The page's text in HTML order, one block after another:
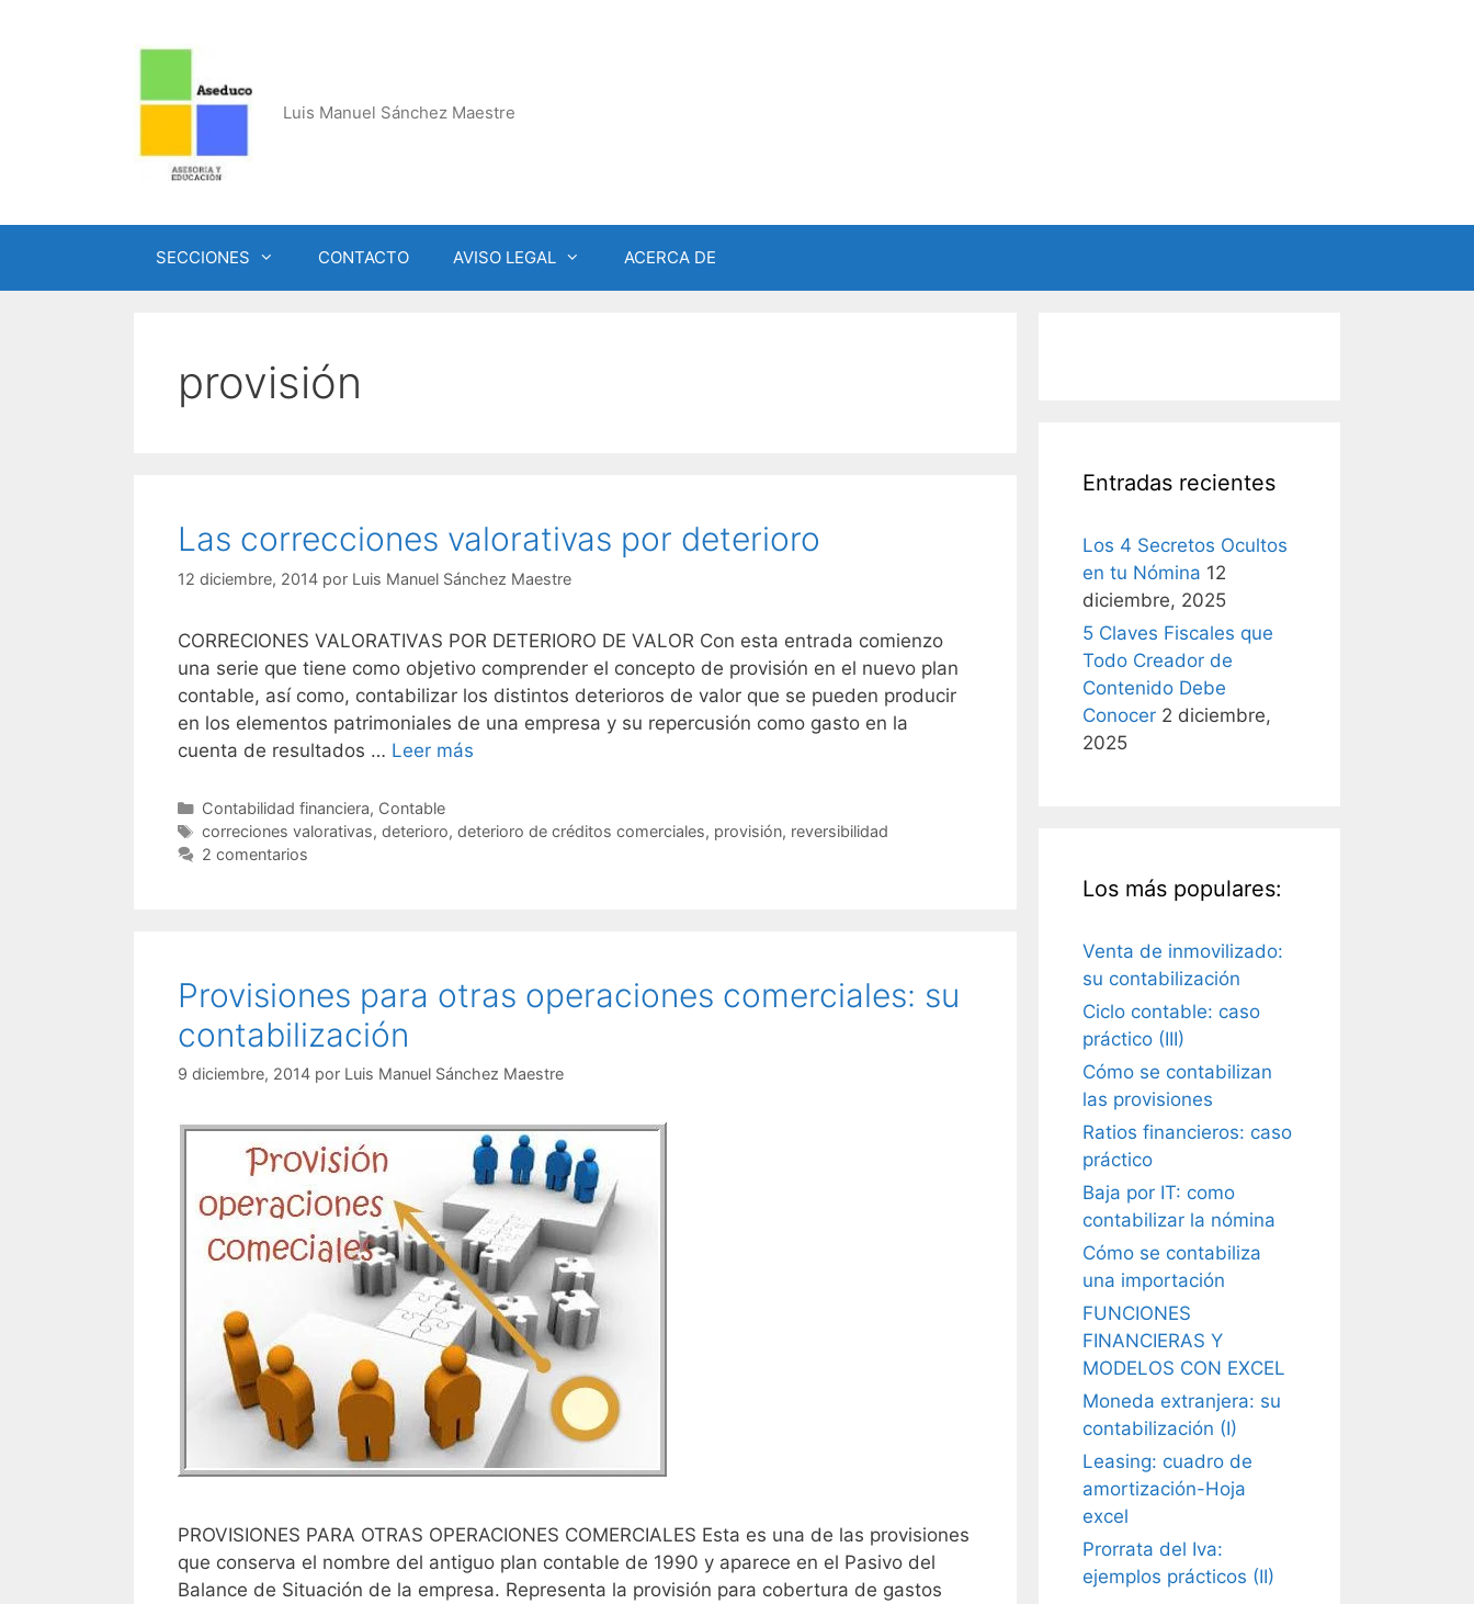
Luis Manuel Sánchez Maestre
SECCIONES CONTACTO AVISO LEGAL ACERCA DE
provisión
Las correcciones valorativas por deterioro
12 diciembre, 2014 por Luis Manuel Sánchez Maestre
CORRECIONES VALORATIVAS POR DETERIORO DE VALOR Con esta entrada comienzo
una serie que tiene como objetivo comprender el concepto de provisión en el nuevo plan
contable, así como, contabilizar los distintos deterioros de valor que se pueden producir
en los elementos patrimoniales de una empresa y su repercusión como gasto en la
cuenta de resultados … Leer más
Categorías
Contabilidad financiera, Contable
Etiquetas
correciones valorativas, deterioro, deterioro de créditos comerciales, provisión, reversibilidad
2 comentarios
Provisiones para otras operaciones comerciales: su
contabilización
9 diciembre, 2014 por Luis Manuel Sánchez Maestre
PROVISIONES PARA OTRAS OPERACIONES COMERCIALES Esta es una de las provisiones
que conserva el nombre del antiguo plan contable de 1990 y aparece en el Pasivo del
Balance de Situación de la empresa. Representa la provisión para cobertura de gastos
Entradas recientes
Los 4 Secretos Ocultos
en tu Nómina 12
diciembre, 2025
5 Claves Fiscales que
Todo Creador de
Contenido Debe
Conocer 2 diciembre,
2025
Los más populares:
Venta de inmovilizado:
su contabilización
Ciclo contable: caso
práctico (III)
Cómo se contabilizan
las provisiones
Ratios financieros: caso
práctico
Baja por IT: como
contabilizar la nómina
Cómo se contabiliza
una importación
FUNCIONES
FINANCIERAS Y
MODELOS CON EXCEL
Moneda extranjera: su
contabilización (I)
Leasing: cuadro de
amortización-Hoja
excel
Prorrata del Iva:
ejemplos prácticos (II)